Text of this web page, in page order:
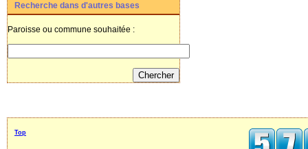
Recherche dans d'autres bases
Paroisse ou commune souhaitée :
Top